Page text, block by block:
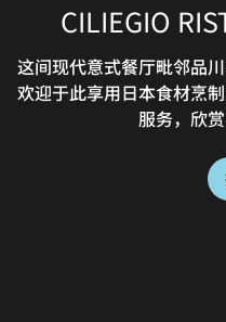
CILIEGIO
这间现代意式餐厅毗邻品
欢迎于此享用日本食材烹
服务，欣
JAPANESE
Nadaman Takanawa
现代日式菜品，供您畅享
光一日后，休
IN-
精心设计的客房送餐菜品
内，尊享